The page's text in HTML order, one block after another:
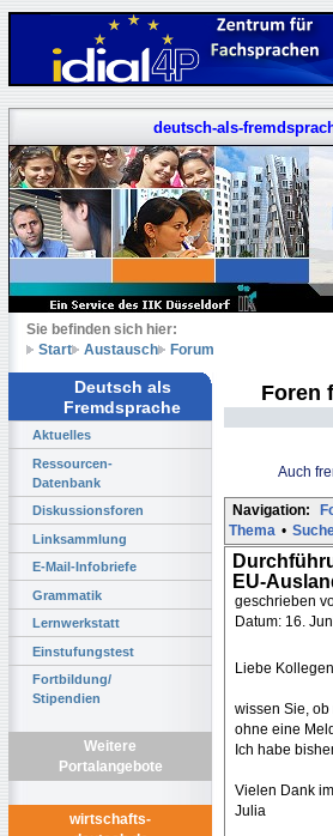
deutsch-als-
Sie befinden sich hier:
Start
Austausch Forum
Deutsch als
Fremdsprache
Aktuelles
Ressourcen-
Datenbank
Diskussionsforen
Linksammlung
E-Mail-Infobriefe
Grammatik
Lernwerkstatt
Einstufungstest
Fortbildung/
Stipendien
Weitere
Portalangebote
wirtschafts-
Foren
Auch
Navigation:
Thema •
EU-
geschrieben
Datum: 16.
Liebe Kollegen,
wissen Sie,
ohne eine
Ich habe
Vielen Dank
Julia